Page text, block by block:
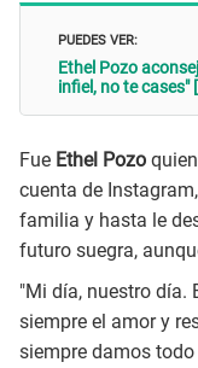
PUEDES VER:
Ethel Pozo
infiel, no te cases"
Fue Ethel Pozo
cuenta de
familia y hasta le
futuro suegra,
"Mi día, nuestro día.
siempre el amor y
siempre damos